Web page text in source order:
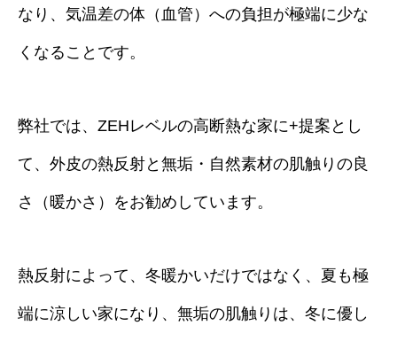
なり、気温差の体（血管）への負担が極端に少な
くなることです。
弊社では、ZEHレベルの高断熱な家に+提案とし
て、外皮の熱反射と無垢・自然素材の肌触りの良
さ（暖かさ）をお勧めしています。
熱反射によって、冬暖かいだけではなく、夏も極
端に涼しい家になり、無垢の肌触りは、冬に優し